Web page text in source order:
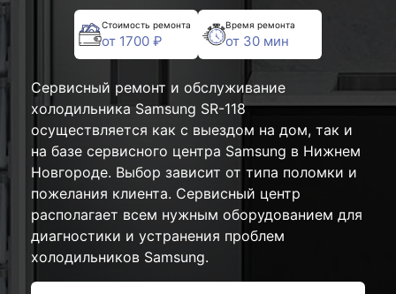
Стоимость ремонта
от 1700 ₽
Время ремонта
от 30 мин
Сервисный ремонт и обслуживание
холодильника Samsung SR-118
осуществляется как с выездом на дом, так и
на базе сервисного центра Samsung в Нижнем
Новгороде. Выбор зависит от типа поломки и
пожелания клиента. Сервисный центр
располагает всем нужным оборудованием для
диагностики и устранения проблем
холодильников Samsung.